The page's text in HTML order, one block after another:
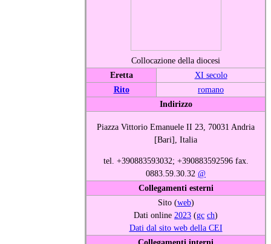
Collocazione della diocesi
Eretta
XI secolo
Rito
romano
Indirizzo
Piazza Vittorio Emanuele II 23, 70031 Andria
[Bari], Italia
tel. +390883593032; +390883592596 fax.
0883.59.30.32 @
Collegamenti esterni
Sito (web)
Dati online 2023 (gc ch)
Dati dal sito web della CEI
Collegamenti interni